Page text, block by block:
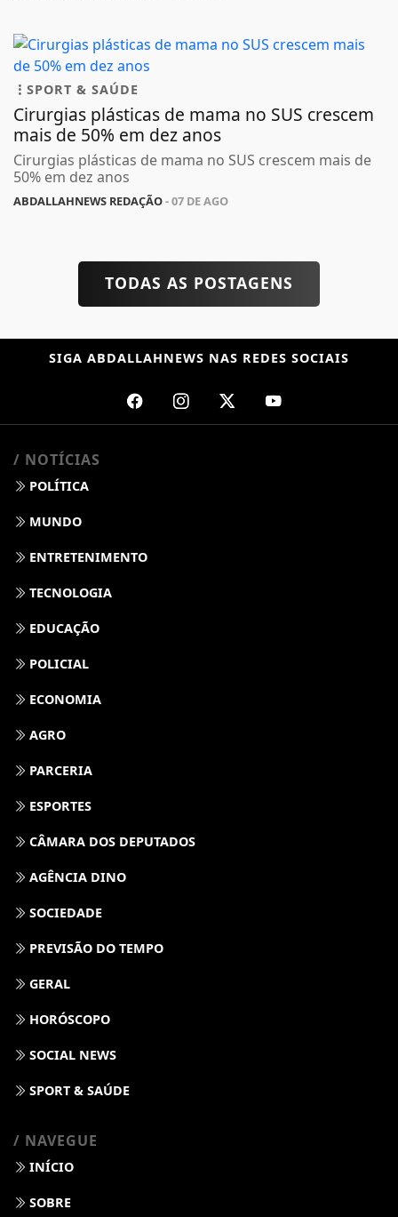
SPORT & SAÚDE
Cirurgias plásticas de mama no SUS crescem
mais de 50% em dez anos
Cirurgias plásticas de mama no SUS crescem mais de
50% em dez anos
ABDALLAHNEWS REDAÇÃO- 07 DE AGO
TODAS AS POSTAGENS
SIGA ABDALLAHNEWS NAS REDES SOCIAIS
/ NOTÍCIAS
POLÍTICA
MUNDO
ENTRETENIMENTO
TECNOLOGIA
EDUCAÇÃO
POLICIAL
ECONOMIA
AGRO
PARCERIA
ESPORTES
CÂMARA DOS DEPUTADOS
AGÊNCIA DINO
SOCIEDADE
PREVISÃO DO TEMPO
GERAL
HORÓSCOPO
SOCIAL NEWS
SPORT & SAÚDE
/ NAVEGUE
INÍCIO
SOBRE